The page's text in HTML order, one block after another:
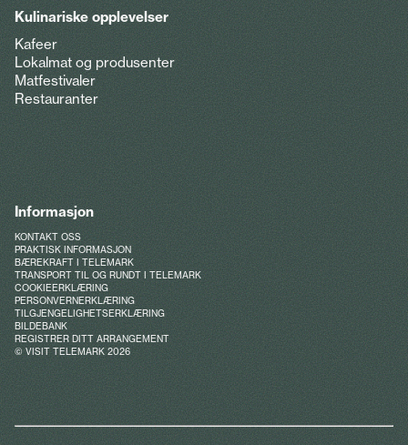
Kulinariske opplevelser
Kafeer
Lokalmat og produsenter
Matfestivaler
Restauranter
Informasjon
KONTAKT OSS
PRAKTISK INFORMASJON
BÆREKRAFT I TELEMARK
TRANSPORT TIL OG RUNDT I TELEMARK
COOKIEERKLÆRING
PERSONVERNERKLÆRING
TILGJENGELIGHETSERKLÆRING
BILDEBANK
REGISTRER DITT ARRANGEMENT
© VISIT TELEMARK 2026